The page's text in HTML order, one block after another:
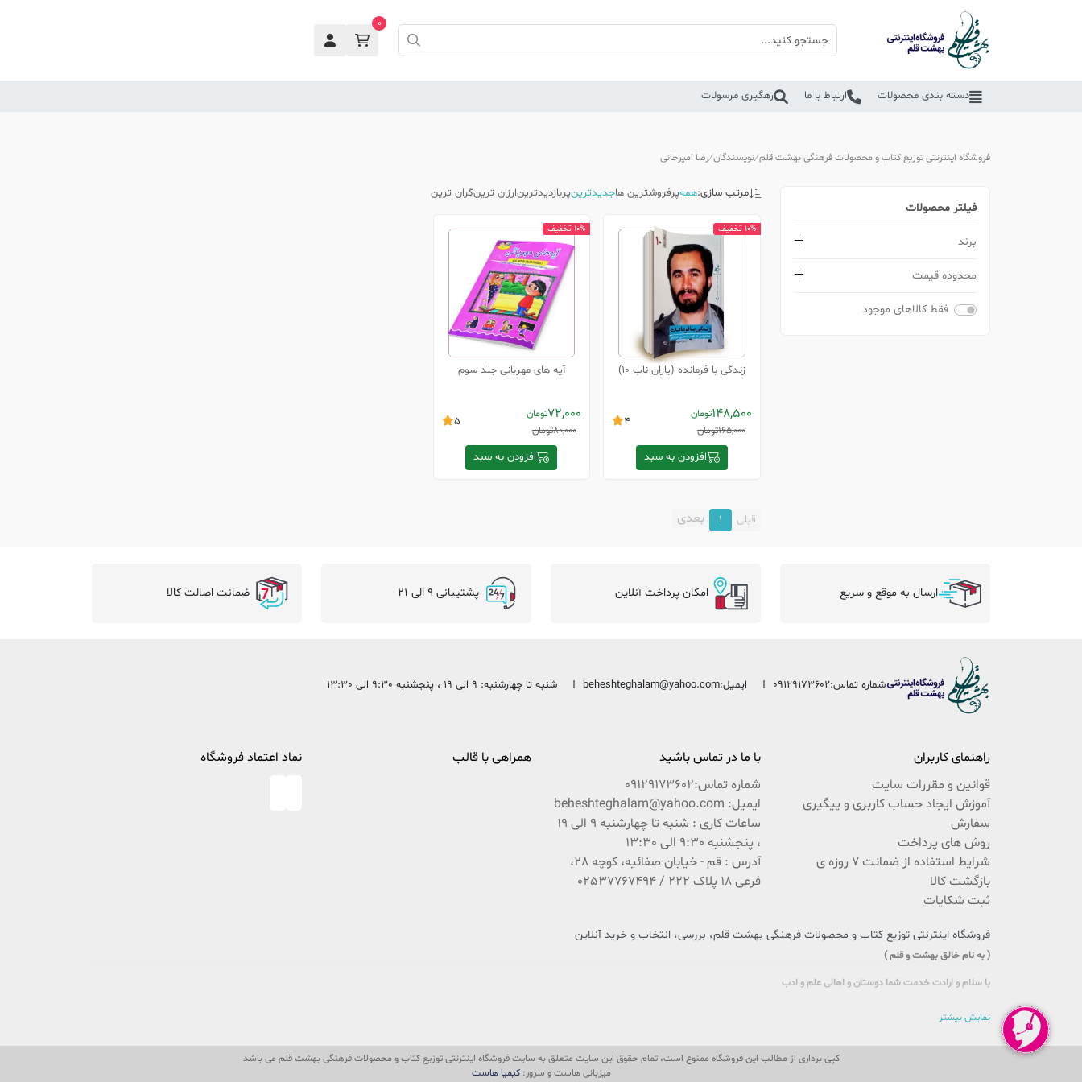
0
دسته بندی محصولات ارتباط با ما رهگیری مرسولات
فروشگاه اینترنتی توزیع کتاب و محصولات فرهنگی بهشت قلم نویسندگان رضا امیرخانی
فیلتر محصولات
برند
محدوده قیمت
فقط کالاهای موجود
مرتب سازی:همهپرفروشترین هاجدیدترینپربازدیدترینارزان ترینگران ترین
زندگی با فرمانده (یاران ناب 10)
148,500تومان
165,000تومان
4
افزودن به سبد
10% تخفیف
آیه های مهربانی جلد سوم
72,000تومان
80,000تومان
5
افزودن به سبد
10% تخفیف
قبلی 1 بعدی
ارسال به موقع و سریع امکان پرداخت آنلاین پشتیبانی 9 الی 21 ضمانت اصالت کالا
شماره تماس:09129173602 ایمیل:beheshteghalam@yahoo.com شنبه تا چهارشنبه: 9 الی 19 ، پنجشنبه 9:30 الی 13:30
راهنمای کاربران
قوانین و مقررات سایت
آموزش ایجاد حساب کاربری و پیگیری
سفارش
روش های پرداخت
شرایط استفاده از ضمانت 7 روزه ی
بازگشت کالا
ثبت شکایات
با ما در تماس باشید
شماره تماس:09129173602
ایمیل: beheshteghalam@yahoo.com
ساعات کاری : شنبه تا چهارشنبه 9 الی 19
، پنجشنبه 9:30 الی 13:30
آدرس : قم - خیابان صفائیه، کوچه 28،
فرعی 18 پلاک 222 / 02537767494
همراهی با قالب نماد اعتماد فروشگاه
فروشگاه اینترنتی توزیع کتاب و محصولات فرهنگی بهشت قلم، بررسی، انتخاب و خرید آنلاین
( به نام خالق بهشت و قلم )
با سلام و ارادت خدمت شما دوستان و اهالی علم و ادب
این بار سنگین فرهنگی را، با یاری و مساعدت شما، به دوش بکشد و پُلی باشد بین شما و ناشران و مؤلفان محترم ایران زمین.
ما در این مجموعه سعی داریم تا دوستانی که به سایت ما شرف یاب می شوند با دستی پر و رضایت کامل از سایت خارج شوند.
نمایش بیشتر
کپی برداری از مطالب این فروشگاه ممنوع است، تمام حقوق این سایت متعلق به سایت فروشگاه اینترنتی توزیع کتاب و محصولات فرهنگی بهشت قلم می باشد
میزبانی هاست و سرور:کیمیا هاست